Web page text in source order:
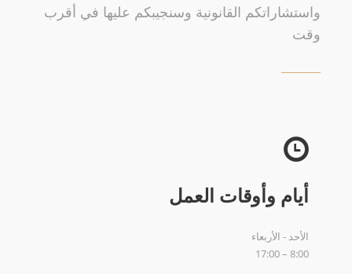
واستشاراتكم القانونية وسنجيبكم عليها في أقرب
وقت
أيام وأوقات العمل
الأحد - الأربعاء
8:00 – 17:00